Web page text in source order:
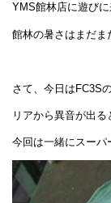
YMS館林店に遊び
館林の暑さはまだま
さて、今日はFC3S
リアから異音が出る
今回は一緒にスーパ